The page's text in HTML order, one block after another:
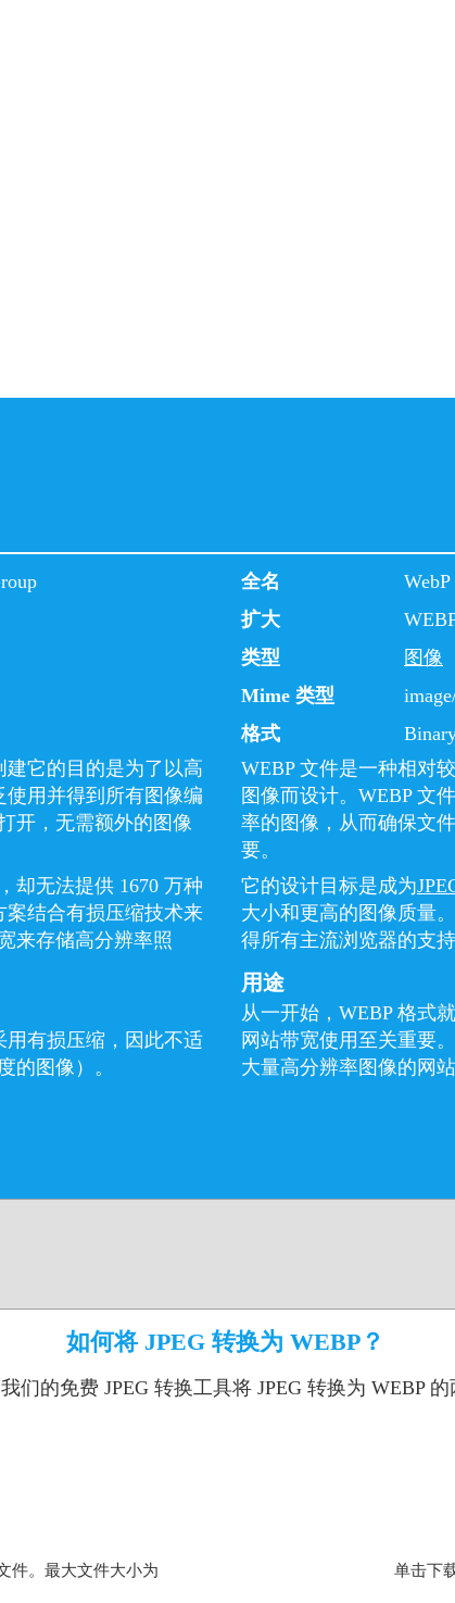
建它的目的是为了以高
使用并得到所有图像编
开，无需额外的图像
却无法提供 1670 万种
案结合有损压缩技术来
来存储高分辨率照
用有损压缩，因此不适
的图像）。
全名
WebP
扩大
类型
图像
Mime 类型
格式
WEBP 文件是一种相对
图像而设计。WEBP 文
率的图像，从而确保文
要。
它的设计目标是成为
大小和更高的图像质量
得所有主流浏览器的支
用途
从一开始，WEBP 格式
网站带宽使用至关重要
大量高分辨率图像的网
如何将 JPEG 转换为 WEBP？
们的免费 JPEG 转换工具将 JPEG 转换为 WEBP 的
件。最大文件大小为
单击下